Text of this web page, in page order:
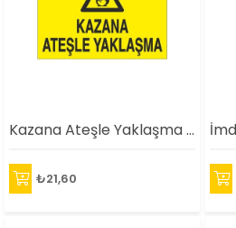
Kazana Ateşle Yaklaşma İkaz Levhası
₺21,60